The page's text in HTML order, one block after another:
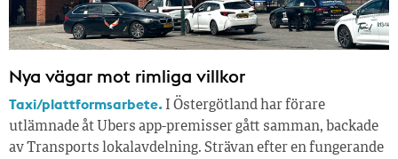
Nya vägar mot rimliga villkor
Taxi/plattformsarbete. I Östergötland har förare
utlämnade åt Ubers app-premisser gått samman, backade
av Transports lokalavdelning. Strävan efter en fungerande